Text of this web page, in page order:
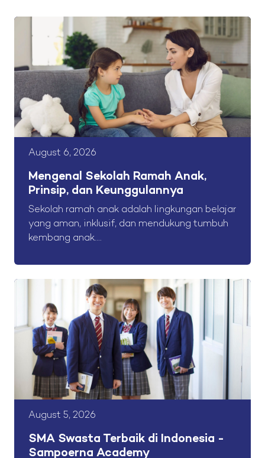
August 6, 2026
Mengenal Sekolah Ramah Anak,
Prinsip, dan Keunggulannya
Sekolah ramah anak adalah lingkungan belajar
yang aman, inklusif, dan mendukung tumbuh
kembang anak....
August 5, 2026
SMA Swasta Terbaik di Indonesia -
Sampoerna Academy